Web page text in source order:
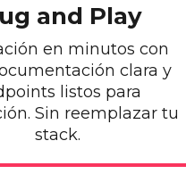
and Play
en minutos con
clara y
listos para
Sin reemplazar tu
stack.